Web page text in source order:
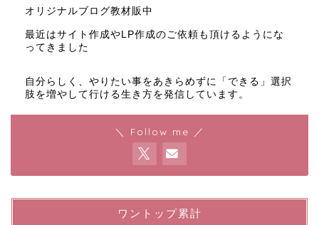
オリジナルブログ教材販中
最近はサイト作成やLP作成のご依頼も頂けるようにな
ってきました
自分らしく、やりたい事をあきらめずに「できる」選択
肢を増やして行ける生き方を発信しています。
＼ Follow me ／
ワントップ累計